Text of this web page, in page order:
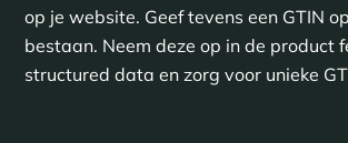
op je website. Geef tevens een GTIN
bestaan. Neem deze op in de product
structured data en zorg voor unieke